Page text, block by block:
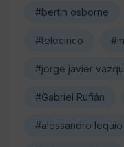
#bertin osborne
#telecinco
#jorge javier
#Gabriel Rufián
#alessandro lequio